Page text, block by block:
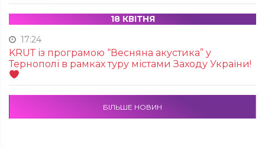
18 КВІТНЯ
17:24
KRUТ із програмою “Весняна акустика” у
Тернополі в рамках туру містами Заходу України!
БІЛЬШЕ НОВИН